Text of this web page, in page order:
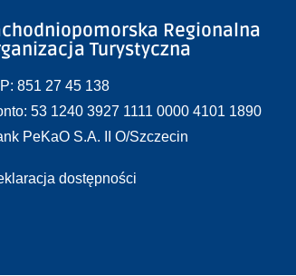
Regionalna
Turystyczna
851 27 45 138
53 1240 3927 1111 0000 4101 1890
PeKaO S.A. II O/Szczecin
dostępności